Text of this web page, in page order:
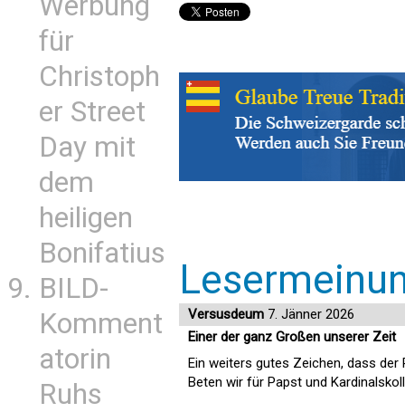
für
Christoph
er Street
Day mit
dem
heiligen
Bonifatius
BILD-
Komment
atorin
Ruhs
Versusdeum 7. Jänner 2026
Einer der ganz Großen unserer Zeit
Ein weiters gutes Zeichen, dass der
Beten wir für Papst und